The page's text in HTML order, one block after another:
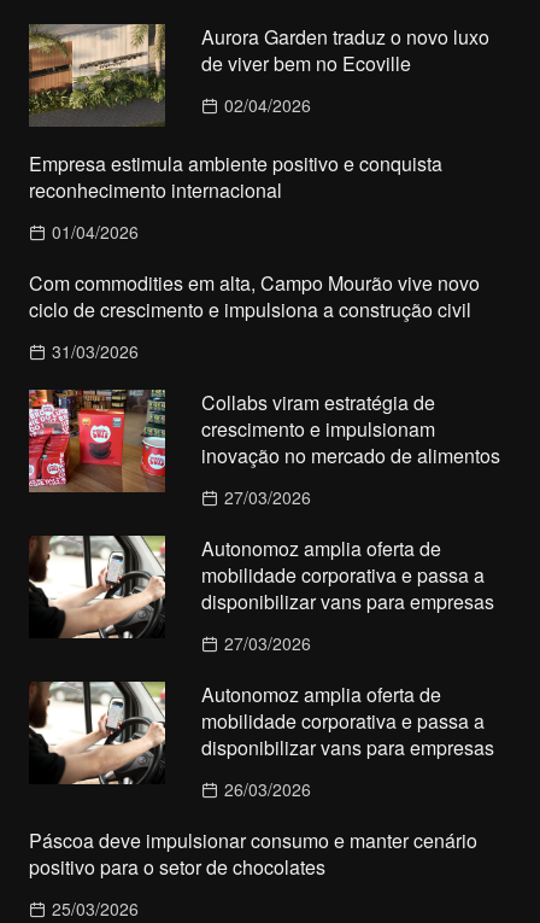
Aurora Garden traduz o novo luxo
de viver bem no Ecoville
02/04/2026
Empresa estimula ambiente positivo e conquista
reconhecimento internacional
01/04/2026
Com commodities em alta, Campo Mourão vive novo
ciclo de crescimento e impulsiona a construção civil
31/03/2026
Collabs viram estratégia de
crescimento e impulsionam
inovação no mercado de alimentos
27/03/2026
Autonomoz amplia oferta de
mobilidade corporativa e passa a
disponibilizar vans para empresas
27/03/2026
Autonomoz amplia oferta de
mobilidade corporativa e passa a
disponibilizar vans para empresas
26/03/2026
Páscoa deve impulsionar consumo e manter cenário
positivo para o setor de chocolates
25/03/2026